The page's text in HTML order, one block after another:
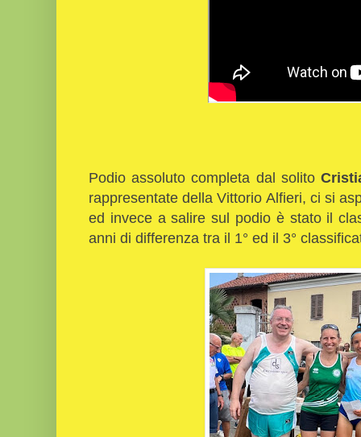
Podio assoluto completa dal solito
rappresentate della Vittorio Alfieri, ci si
ed invece a salire sul podio è stato il
anni di differenza tra il 1° ed il 3°